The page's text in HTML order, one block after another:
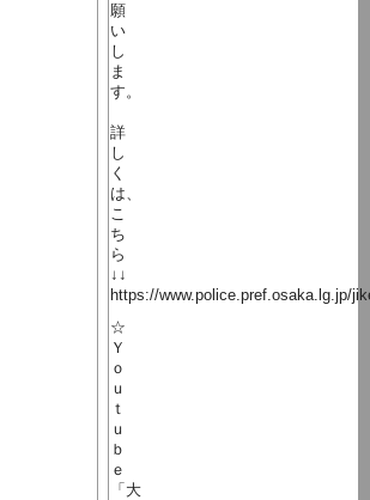
願
い
し
ま
す。
詳
し
く
は、
こ
ち
ら
↓↓
https://www.police.pref.osaka.lg.jp/
☆
Ｙ
ｏ
ｕ
ｔ
ｕ
ｂ
ｅ
「大